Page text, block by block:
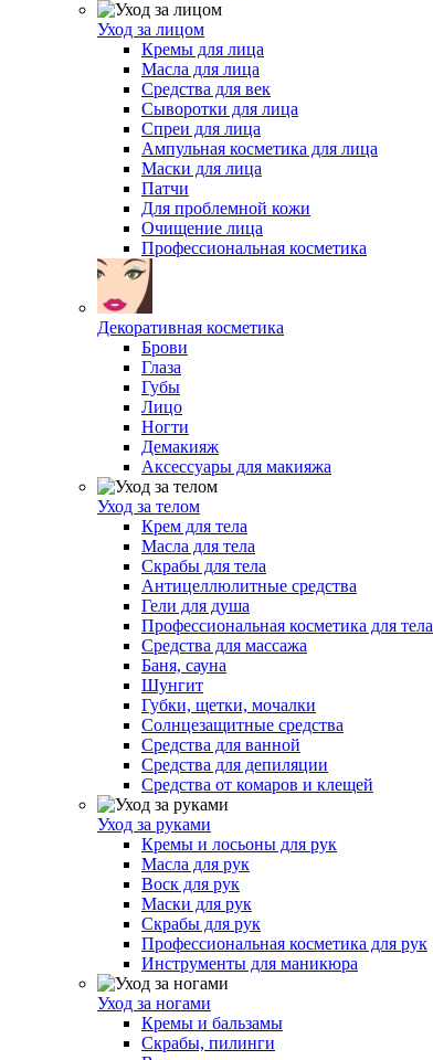
Уход за лицом
Кремы для лица
Масла для лица
Средства для век
Сыворотки для лица
Спреи для лица
Ампульная косметика для лица
Маски для лица
Патчи
Для проблемной кожи
Очищение лица
Профессиональная косметика
Декоративная косметика
Брови
Глаза
Губы
Лицо
Ногти
Демакияж
Аксессуары для макияжа
Уход за телом
Крем для тела
Масла для тела
Скрабы для тела
Антицеллюлитные средства
Гели для душа
Профессиональная косметика для тела
Средства для массажа
Баня, сауна
Шунгит
Губки, щетки, мочалки
Солнцезащитные средства
Средства для ванной
Средства для депиляции
Средства от комаров и клещей
Уход за руками
Кремы и лосьоны для рук
Масла для рук
Воск для рук
Маски для рук
Скрабы для рук
Профессиональная косметика для рук
Инструменты для маникюра
Уход за ногами
Кремы и бальзамы
Скрабы, пилинги